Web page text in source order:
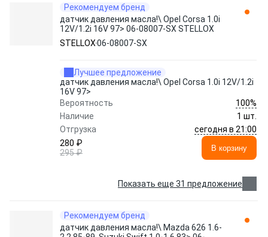
Рекомендуем бренд
датчик давления масла!\ Opel Corsa 1.0i
12V/1.2i 16V 97> 06-08007-SX STELLOX
STELLOX06-08007-SX
Лучшее предложение
датчик давления масла!\ Opel Corsa 1.0i 12V/1.2i
16V 97>
Вероятность
100%
Наличие
1 шт.
Отгрузка
сегодня в 21:00
280 ₽
295 ₽
В корзину
Показать еще 31 предложение
Рекомендуем бренд
датчик давления масла!\ Mazda 626 1.6-